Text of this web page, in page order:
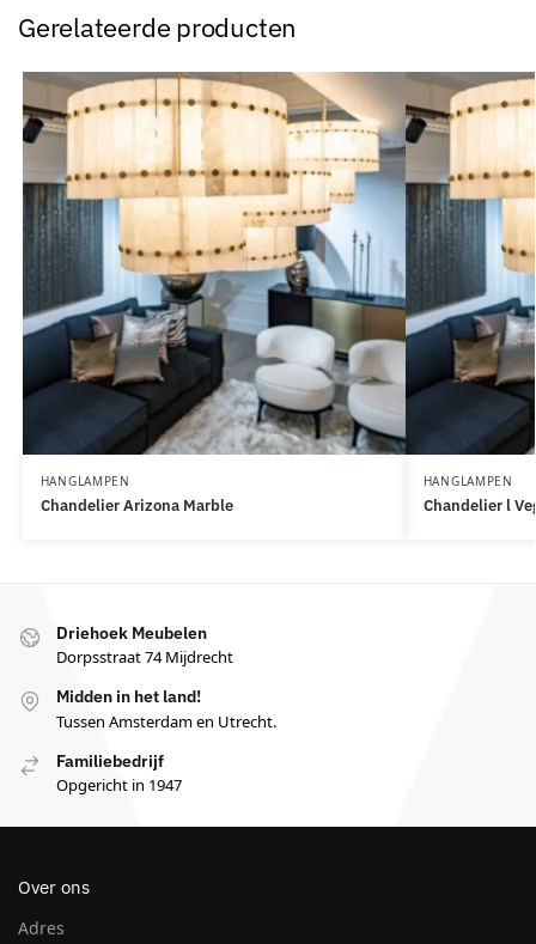
Gerelateerde producten
HANGLAMPEN
Chandelier Arizona Marble
HANGLAMPEN
Chandelier l
Driehoek Meubelen
Dorpsstraat 74 Mijdrecht
Midden in het land!
Tussen Amsterdam en Utrecht.
Familiebedrijf
Opgericht in 1947
Over ons
Adres